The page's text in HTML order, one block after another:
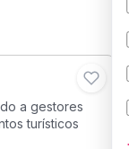
a gestores
turísticos